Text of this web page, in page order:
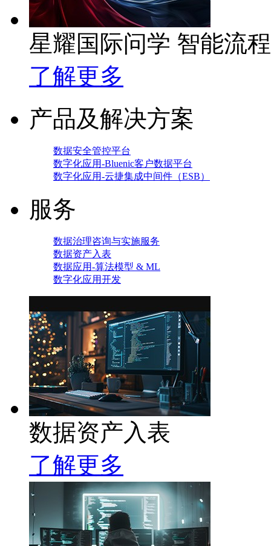
星耀国际问学 智能流
了解更多
产品及解决方案
数据安全管控平台
数字化应用-Bluenic客户数据平台
数字化应用-云捷集成中间件（ESB）
服务
数据治理咨询与实施服务
数据资产入表
数据应用-算法模型 & ML
数字化应用开发
数据资产入表
了解更多